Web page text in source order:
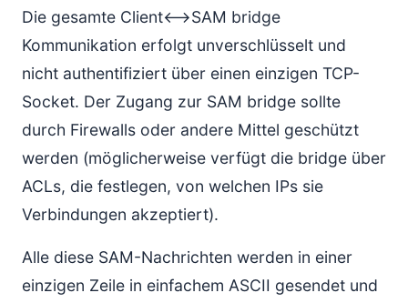
Die gesamte Client<–>SAM bridge
Kommunikation erfolgt unverschlüsselt und
nicht authentifiziert über einen einzigen TCP-
Socket. Der Zugang zur SAM bridge sollte
durch Firewalls oder andere Mittel geschützt
werden (möglicherweise verfügt die bridge über
ACLs, die festlegen, von welchen IPs sie
Verbindungen akzeptiert).
Alle diese SAM-Nachrichten werden in einer
einzigen Zeile in einfachem ASCII gesendet und